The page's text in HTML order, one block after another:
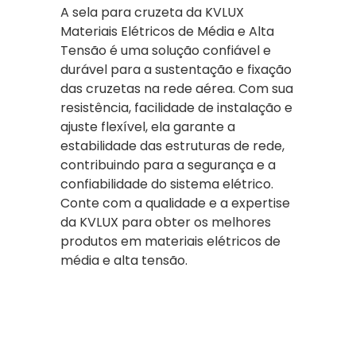
A sela para cruzeta da KVLUX
Materiais Elétricos de Média e Alta
Tensão é uma solução confiável e
durável para a sustentação e fixação
das cruzetas na rede aérea. Com sua
resistência, facilidade de instalação e
ajuste flexível, ela garante a
estabilidade das estruturas de rede,
contribuindo para a segurança e a
confiabilidade do sistema elétrico.
Conte com a qualidade e a expertise
da KVLUX para obter os melhores
produtos em materiais elétricos de
média e alta tensão.